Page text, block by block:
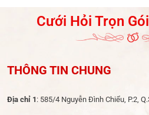
Cưới Hỏi Trọn
THÔNG TIN CHUNG
Địa chỉ 1 : 585/4 Nguyễn Đình Chiểu, P.2,